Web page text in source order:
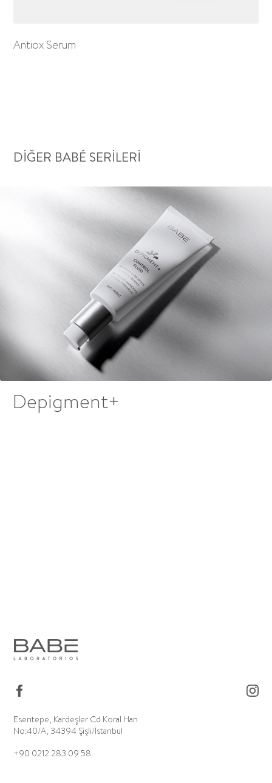
Antiox Serum
DIĞER BABÉ SERILERI
Depigment+
Esentepe, Kardeşler Cd Koral Han
No:40/A, 34394 Şişli/İstanbul
+90 0212 283 09 58